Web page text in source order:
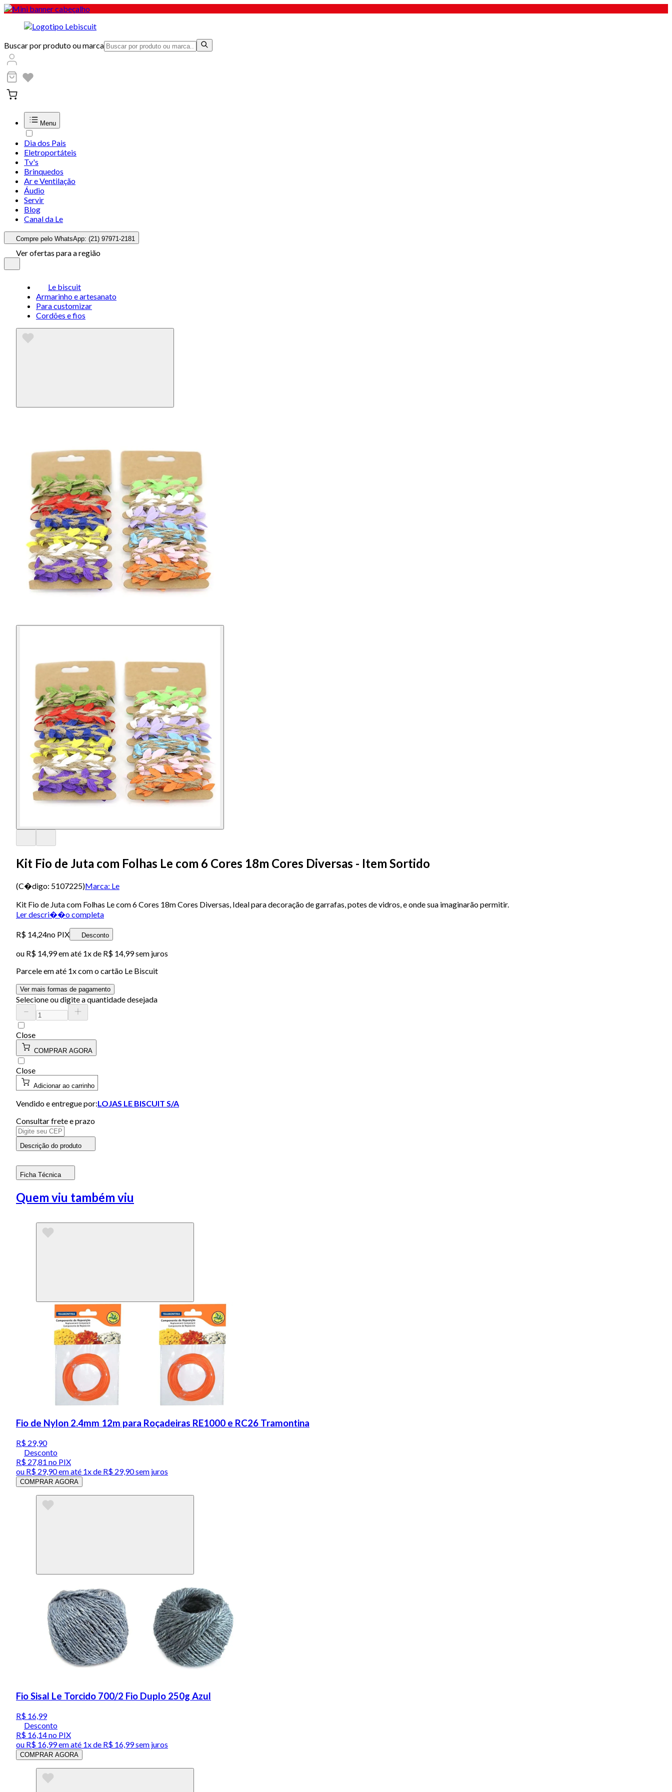
Buscar por produto ou marca
Menu
Dia dos Pais
Eletroportáteis
Tv's
Brinquedos
Ar e Ventilação
Áudio
Servir
Blog
Canal da Le
Compre pelo WhatsApp: (21) 97971-2181
Ver ofertas para a região
Le biscuit
Armarinho e artesanato
Para customizar
Cordões e fios
Kit Fio de Juta com Folhas Le com 6 Cores 18m Cores Diversas - Item Sortido
(C�digo: 5107225)Marca: Le
Kit Fio de Juta com Folhas Le com 6 Cores 18m Cores Diversas, Ideal para decoração de garrafas, potes de vidros, e onde sua imaginarão permitir.
Ler descri��o completa
R$ 14,24no PIX Desconto
ou R$ 14,99em até 1x de R$ 14,99sem juros
Parcele em até 1x com o cartão Le Biscuit
Ver mais formas de pagamento
Selecione ou digite a quantidade desejada
Close
COMPRAR AGORA
Close
Adicionar ao carrinho
Vendido e entregue por:LOJAS LE BISCUIT S/A
Consultar frete e prazo
Descrição do produto
Ficha Técnica
Quem viu também viu
Fio de Nylon 2.4mm 12m para Roçadeiras RE1000 e RC26 Tramontina
R$ 29,90
Desconto
R$ 27,81 no PIX
ou R$ 29,90em até 1x de R$ 29,90sem juros
COMPRAR AGORA
Fio Sisal Le Torcido 700/2 Fio Duplo 250g Azul
R$ 16,99
Desconto
R$ 16,14no PIX
ou R$ 16,99em até 1x de R$ 16,99sem juros
COMPRAR AGORA